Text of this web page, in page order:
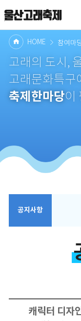
HOME 참여마
고래의 도시,
고래문화특구
축제한마당이
공지사항
캐릭터 디자